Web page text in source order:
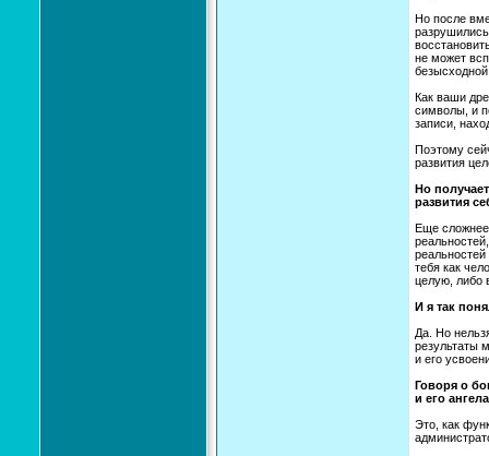
Но после
не может
Как ваши
символы, и
записи,
Поэтому
развития
Но
развития
Еще
тебя как
целую, либо
И я так
Да. Но
результаты
и его
Говоря о
и его
Это, как